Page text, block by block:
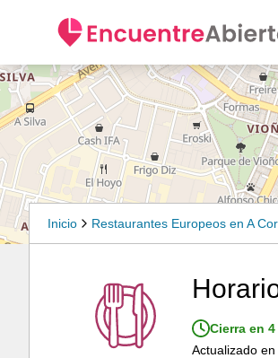
Inicio Restaurantes Europeos en A
Cierra en
Actualizado